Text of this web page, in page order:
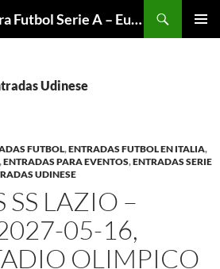
Compre Entradas para Futbol Serie A – Europa League – Premier League – Bundesliga
Udinese
FUTBOL,ENTRADAS FUTBOL EN ITALIA,
,ENTRADAS PARA EVENTOS,ENTRADAS SERIE
UDINESE
SS LAZIO –
05-16,
OLIMPICO